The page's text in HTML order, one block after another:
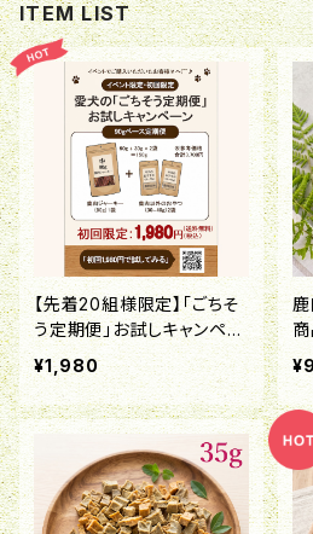
ITEM LIST
【先着20組様限定】「ごちそ
う定期便」お試しキャンペー
ン！
¥1,980
鹿
肉